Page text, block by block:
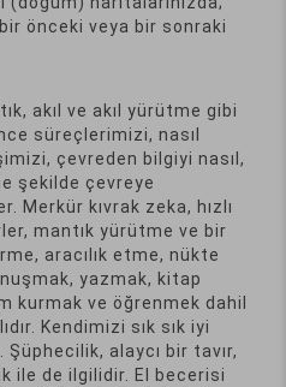
önceki veya bir sonraki
akıl ve akıl yürütme gibi
süreçlerimizi, nasıl
çevreden bilgiyi nasıl,
şekilde çevreye
Merkür kıvrak zeka, hızlı
mantık yürütme ve bir
aracılık etme, nükte
yazmak, kitap
kurmak ve öğrenmek dahil
Kendimizi sık sık iyi
alaycı bir tavır,
ile de ilgilidir. El becerisi